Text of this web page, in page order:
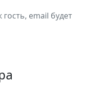
email будет